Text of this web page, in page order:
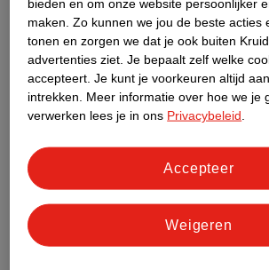
Steelstofzuiger
MEUMSP17310/001
Wit
67.
99
Dirt
Rood
Verkoop
22
bieden en om onze website persoonlijker
maken. Zo kunnen we jou de beste acties
tonen en zorgen we dat je ook buiten
advertenties ziet. Je bepaalt zelf welke
accepteert. Je kunt je voorkeuren altijd
intrekken.
Meer informatie over hoe we je
verwerken lees je in ons Privacybeleid
Weigeren
Accepteer